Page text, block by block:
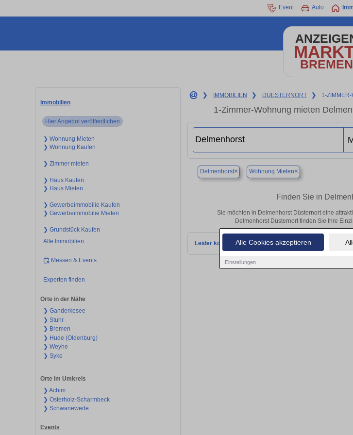
Alle Cookies akzeptieren
Einstellungen
Event Auto
BREMEN
Immobilien
Hier Angebot veröffentlichen
❯ Wohnung Mieten
❯ Wohnung Kaufen
❯ Zimmer mieten
❯ Haus Kaufen
❯ Haus Mieten
❯ Gewerbeimmobilie Kaufen
❯ Gewerbeimmobilie Mieten
❯ Grundstück Kaufen
Alle Immobilien
Messen & Events
Experten finden
Orte in der Nähe
❯ Ganderkesee
❯ Stuhr
❯ Bremen
❯ Hude (Oldenburg)
❯ Weyhe
❯ Syke
Orte im Umkreis
❯ Achim
❯ Osterholz-Scharmbeck
❯ Schwanewede
Events
❯ IMMOBILIEN ❯ DUESTERNORT ❯ 1-
1-Zimmer-Wohnung mieten
Delmenhorst× Wohnung Mieten×
Finden Sie in
Sie möchten in Delmenhorst Düsternort eine
Delmenhorst Düsternort finden Sie Ihre
Leider konnten wir derzeit keine passenden Objekte